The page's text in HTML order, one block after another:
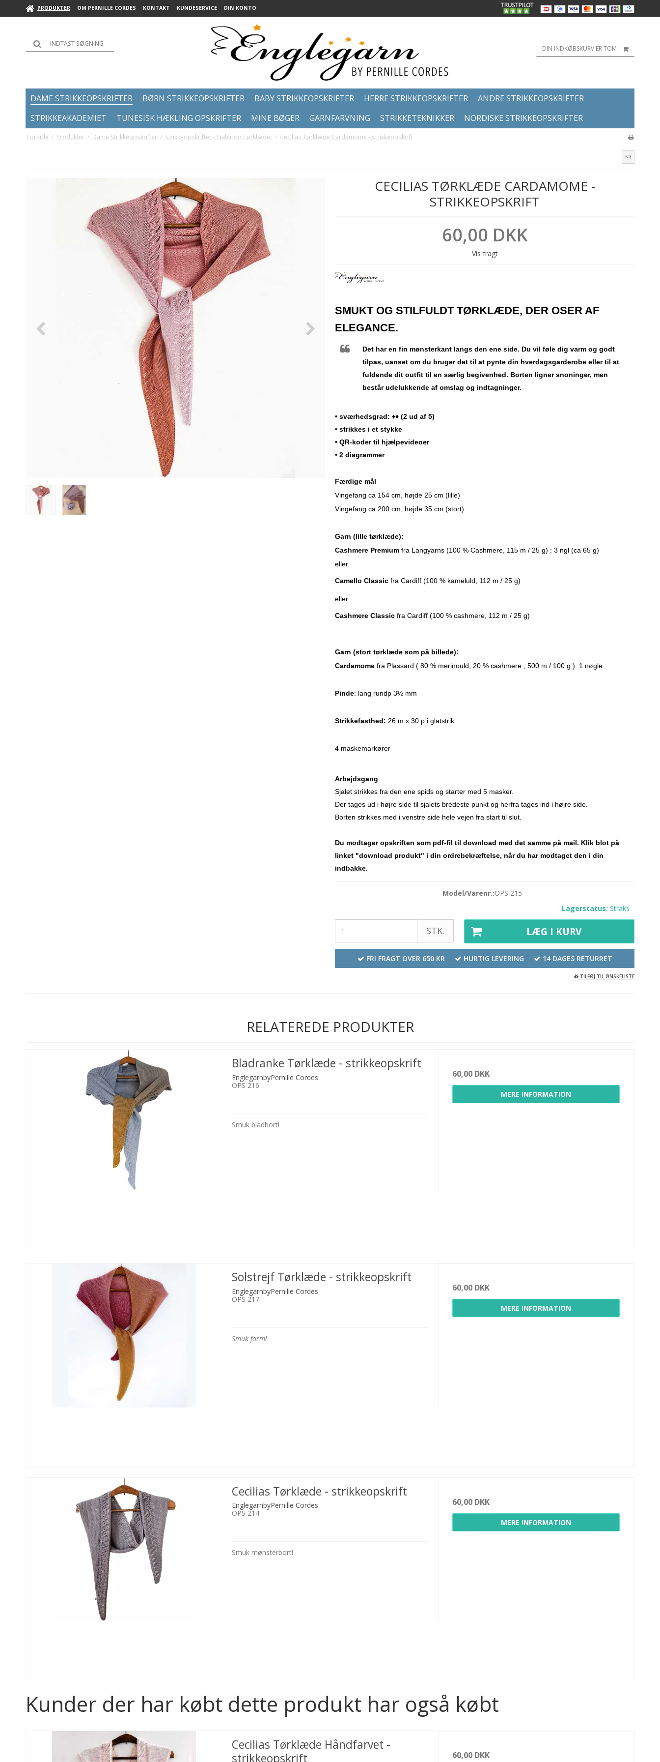
PRODUKTER OM PERNILLE CORDES KONTAKT KUNDESERVICE DIN KONTO
DIN INDKØBSKURV ER TOM
DAME STRIKKEOPSKRIFTER BØRN STRIKKEOPSKRIFTER BABY STRIKKEOPSKRIFTER HERRE STRIKKEOPSKRIFTER
ANDRE STRIKKEOPSKRIFTER
STRIKKEAKADEMIET
TUNESISK HÆKLING OPSKRIFTER MINE BØGER GARNFARVNING STRIKKETEKNIKKER NORDISKE STRIKKEOPSKRIFTER
Forside / Produkter / Dame Strikkeopskrifter / Strikkeopskrifter - Sjaler og Tørklæder / Cecilias Tørklæde Cardamome - strikkeopskrift
CECILIAS TØRKLÆDE CARDAMOME -
STRIKKEOPSKRIFT
60,00 DKK
Vis fragt
SMUKT OG STILFULDT TØRKLÆDE, DER OSER AF
ELEGANCE.
Det har en fin mønsterkant langs den ene side. Du vil føle dig varm og godt
tilpas, uanset om du bruger det til at pynte din hverdagsgarderobe eller til at
fuldende dit outfit til en særlig begivenhed. Borten ligner snoninger, men
består udelukkende af omslag og indtagninger.
• sværhedsgrad: ♦♦ (2 ud af 5)
• strikkes i et stykke
• QR-koder til hjælpevideoer
• 2 diagrammer
Færdige mål
Vingefang ca 154 cm, højde 25 cm (lille)
Vingefang ca 200 cm, højde 35 cm (stort)
Garn (lille tørklæde):
Cashmere Premium fra Langyarns (100 % Cashmere, 115 m / 25 g) : 3 ngl (ca 65 g)
eller
Camello Classic fra Cardiff (100 % kameluld, 112 m / 25 g)
eller
Cashmere Classic fra Cardiff (100 % cashmere, 112 m / 25 g)
Garn (stort tørklæde som på billede):
Cardamome fra Plassard ( 80 % merinould, 20 % cashmere , 500 m / 100 g ): 1 nøgle
Pinde: lang rundp 3½ mm
Strikkefasthed: 26 m x 30 p i glatstrik
4 maskemarkører
Arbejdsgang
Sjalet strikkes fra den ene spids og starter med 5 masker.
Der tages ud i højre side til sjalets bredeste punkt og herfra tages ind i højre side.
Borten strikkes med i venstre side hele vejen fra start til slut.
Du modtager opskriften som pdf-fil til download med det samme på mail. Klik blot på
linket "download produkt" i din ordrebekræftelse, når du har modtaget den i din
indbakke.
Model/Varenr.:OPS 215
Lagerstatus: Straks
STK. LÆG I KURV
FRI FRAGT OVER 650 KR HURTIG LEVERING 14 DAGES RETURRET
TILFØJ TIL ØNSKELISTE
RELATEREDE PRODUKTER
Bladranke Tørklæde - strikkeopskrift
EnglegarnbyPernille Cordes
OPS 216
Smuk bladbort!
60,00 DKK
MERE INFORMATION
Solstrejf Tørklæde - strikkeopskrift
EnglegarnbyPernille Cordes
OPS 217
Smuk form!
60,00 DKK
MERE INFORMATION
Cecilias Tørklæde - strikkeopskrift
EnglegarnbyPernille Cordes
OPS 214
Smuk mønsterbort!
60,00 DKK
MERE INFORMATION
Kunder der har købt dette produkt har også købt
Cecilias Tørklæde Håndfarvet -
strikkeopskrift
60,00 DKK